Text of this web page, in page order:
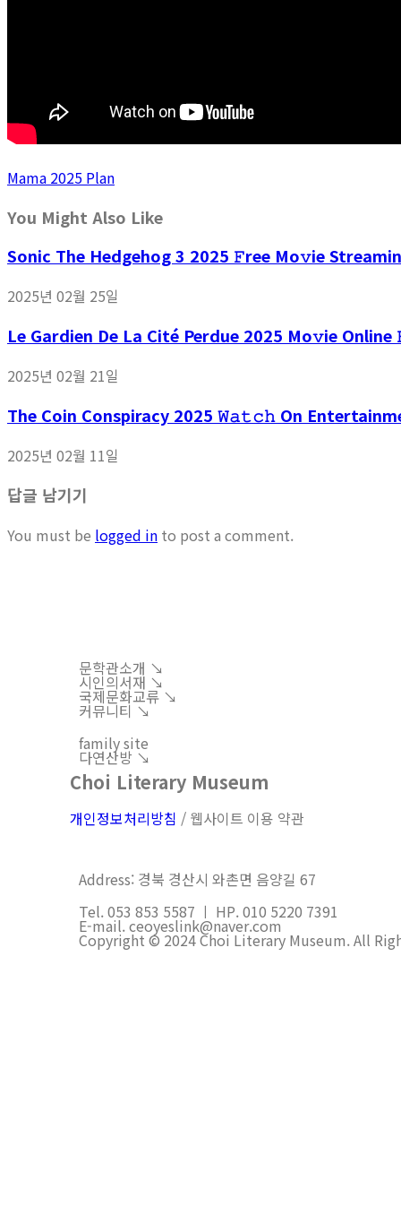
Mama 2025 Plan
You Might Also Like
Sonic The Hedgehog 3 2025 𝙵ree Mo𝚟ie
2025년 02월 25일
Le Gardien De La Cité Perdue 2025 Mo𝚟ie Online
2025년 02월 21일
The Coin Conspiracy 2025 𝚆𝚊𝚝𝚌𝚑 On
2025년 02월 11일
답글 남기기
You must be logged in to post a comment.
문학관소개 ↘︎
시인의서재 ↘︎
국제문화교류 ↘︎
커뮤니티 ↘︎
family site
다연산방 ↘︎
Choi Literary Museum
개인정보처리방침 / 웹사이트 이용 약관
Address: 경북 경산시 와촌면 음양길 67
Tel. 053 853 5587 ㅣ HP. 010 5220 7391
E-mail. ceoyeslink@naver.com
Copyright © 2024 Choi Literary Museum. All